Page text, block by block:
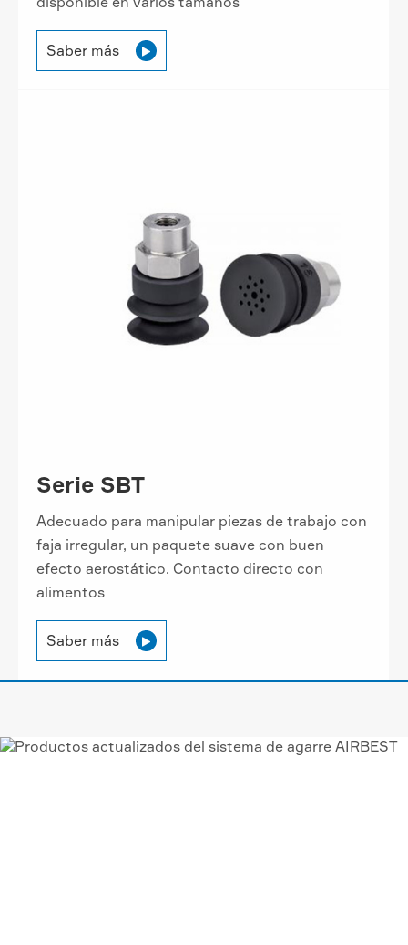
Saber más 
Serie SBT
Adecuado para manipular piezas de trabajo con
faja irregular, un paquete suave con buen
efecto aerostático. Contacto directo con
alimentos
Saber más 